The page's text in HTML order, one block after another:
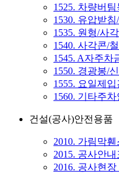
1525. 차량버팀
1530. 유압받
1535. 원형/사
1540. 사각콘/
1545. A자주차
1550. 경광봉/
1555. 요일제
1560. 기타주
건설(공사)안전용품
2010. 가림막휀
2015. 공사안
2016. 공사현